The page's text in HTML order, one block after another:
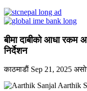
बीमा दाबीको आधा रकम
निर्देशन
काठमाडाैं Sep 21, 2025
Aarthik